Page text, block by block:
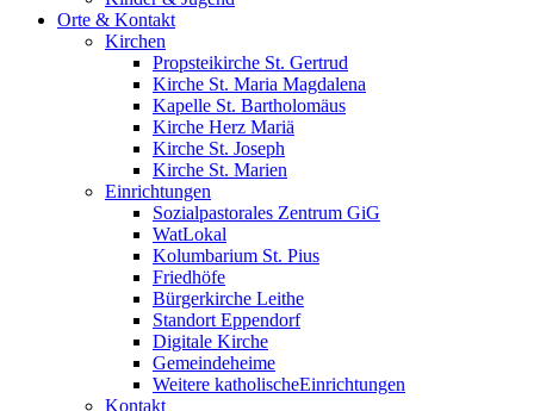
Orte & Kontakt
Kirchen
Propsteikirche St. Gertrud
Kirche St. Maria Magdalena
Kapelle St. Bartholomäus
Kirche Herz Mariä
Kirche St. Joseph
Kirche St. Marien
Einrichtungen
Sozialpastorales Zentrum GiG
WatLokal
Kolumbarium St. Pius
Friedhöfe
Bürgerkirche Leithe
Standort Eppendorf
Digitale Kirche
Gemeindeheime
Weitere katholische­­Einrichtungen
Kontakt